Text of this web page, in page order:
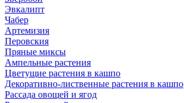
Эвкалипт
Чабер
Артемизия
Перовския
Пряные миксы
Ампельные растения
Цветущие растения в кашпо
Декоративно-лиственные растения в кашпо
Рассада овощей и ягод